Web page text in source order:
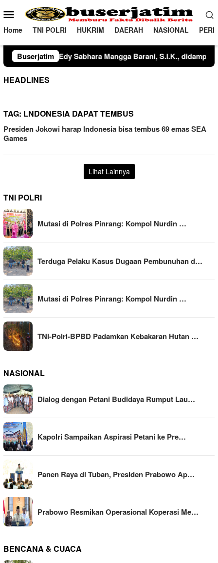
ke
konten
Menu
Mobile
Home TNI POLRI HUKRIM DAERAH NASIONAL
Buserjatim kegiatan
HEADLINES
TAG: LNDONESIA DAPAT TEMBUS
Presiden Jokowi harap Indonesia bisa tembus 69 emas SEA
Games
Lihat Lainnya
TNI POLRI
Mutasi di Polres Pinrang: Kompol Nurdin …
Terduga Pelaku Kasus Dugaan Pembunuhan d…
Mutasi di Polres Pinrang: Kompol Nurdin …
TNI-Polri-BPBD Padamkan Kebakaran Hutan …
NASIONAL
Dialog dengan Petani Budidaya Rumput Lau…
Kapolri Sampaikan Aspirasi Petani ke Pre…
Panen Raya di Tuban, Presiden Prabowo Ap…
Prabowo Resmikan Operasional Koperasi Me…
BENCANA & CUACA